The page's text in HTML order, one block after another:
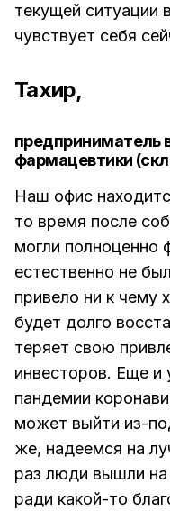
текущей ситуации
чувствует себя
Тахир,
предприниматель
фармацевтики
Наш офис
то время после
могли полноценно
естественно не
привело ни к чему
будет долго
теряет свою
инвесторов. Еще и
пандемии
может выйти из-
же, надеемся на
раз люди вышли на
ради какой-то